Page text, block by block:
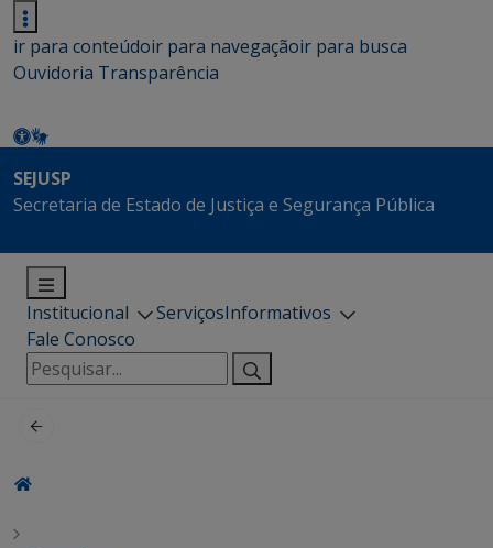
ir para conteúdoir para navegaçãoir para busca
Ouvidoria Transparência
SEJUSP
Secretaria de Estado de Justiça e Segurança Pública
Institucional ServiçosInformativos
Fale Conosco
Pesquisar
por: